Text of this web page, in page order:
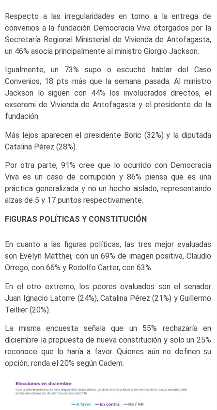
Respecto a las irregularidades en torno a la entrega de
convenios a la fundación Democracia Viva otorgados por la
Secretaría Regional Ministerial de Vivienda de Antofagasta,
un 46% asocia principalmente al ministro Giorgio Jackson.
Igualmente, un 73% supo o escuchó hablar del Caso
Convenios, 18 pts más que la semana pasada. Al ministro
Jackson lo siguen con 44% los involucrados directos, el
exseremi de Vivienda de Antofagasta y el presidente de la
fundación.
Más lejos aparecen el presidente Boric (32%) y la diputada
Catalina Pérez (28%).
Por otra parte, 91% cree que lo ocurrido con Democracia
Viva es un caso de corrupción y 86% piensa que es una
práctica generalizada y no un hecho aislado, representando
alzas de 5 y 17 puntos respectivamente.
FIGURAS POLÍTICAS Y CONSTITUCIÓN
En cuanto a las figuras políticas, las tres mejor evaluadas
son Evelyn Matthei, con un 69% de imagen positiva, Claudio
Orrego, con 66% y Rodolfo Carter, con 63%.
En el otro extremo, los peores evaluados son el senador
Juan Ignacio Latorre (24%), Catalina Pérez (21%) y Guillermo
Teillier (20%).
La misma encuesta señala que un 55% rechazaría en
diciembre la propuesta de nueva constitución y solo un 25%
reconoce que lo haría a favor. Quienes aún no definen su
opción, ronda el 20% según Cadem.